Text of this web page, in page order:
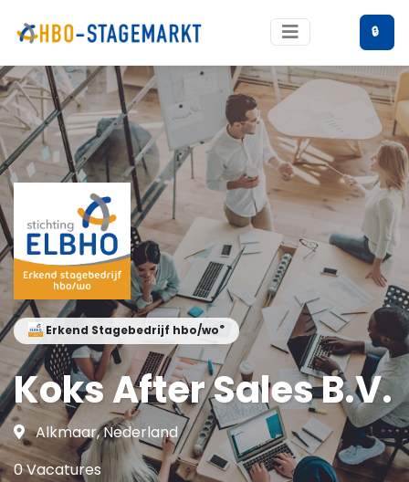
🔒
Erkend Stagebedrijf hbo/wo®
Koks After Sales B.V.
Alkmaar, Nederland
0 Vacatures